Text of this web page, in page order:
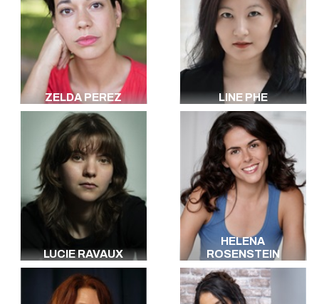
ZELDA PEREZ LINE PHE
LUCIE RAVAUX
HELENA
ROSENSTEIN